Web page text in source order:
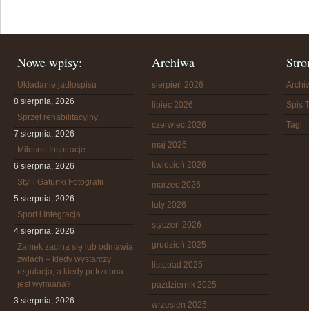
Nowe wpisy:
Układanie jadłospisu
8 sierpnia, 2026
Sprzęt rehabilitacyjny
7 sierpnia, 2026
Miłosne Inspiracje
6 sierpnia, 2026
Styl i Gatunki Fotografii
5 sierpnia, 2026
Sport i Integracja
4 sierpnia, 2026
Zamek zacina się lub odmawia
zwiach – kiedy wystarczy
regulacja, a kiedy potrzebna
jest wymiana?
3 sierpnia, 2026
Archiwa
sierpień 2026
lipiec 2026
czerwiec 2026
maj 2026
kwiecień 2026
marzec 2026
luty 2026
styczeń 2026
grudzień 2025
listopad 2025
październik 2025
wrzesień 2025
Spis
Tagi